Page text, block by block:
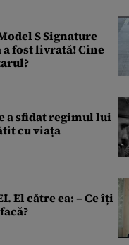
S Signature
fost livrată! Cine
a sfidat regimul lui
cu viața
El către ea: – Ce îți